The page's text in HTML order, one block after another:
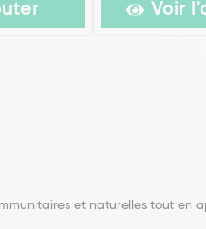
Voir
et naturelles tout